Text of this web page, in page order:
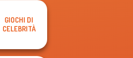
GIOCHI DI
CELEBRITÀ